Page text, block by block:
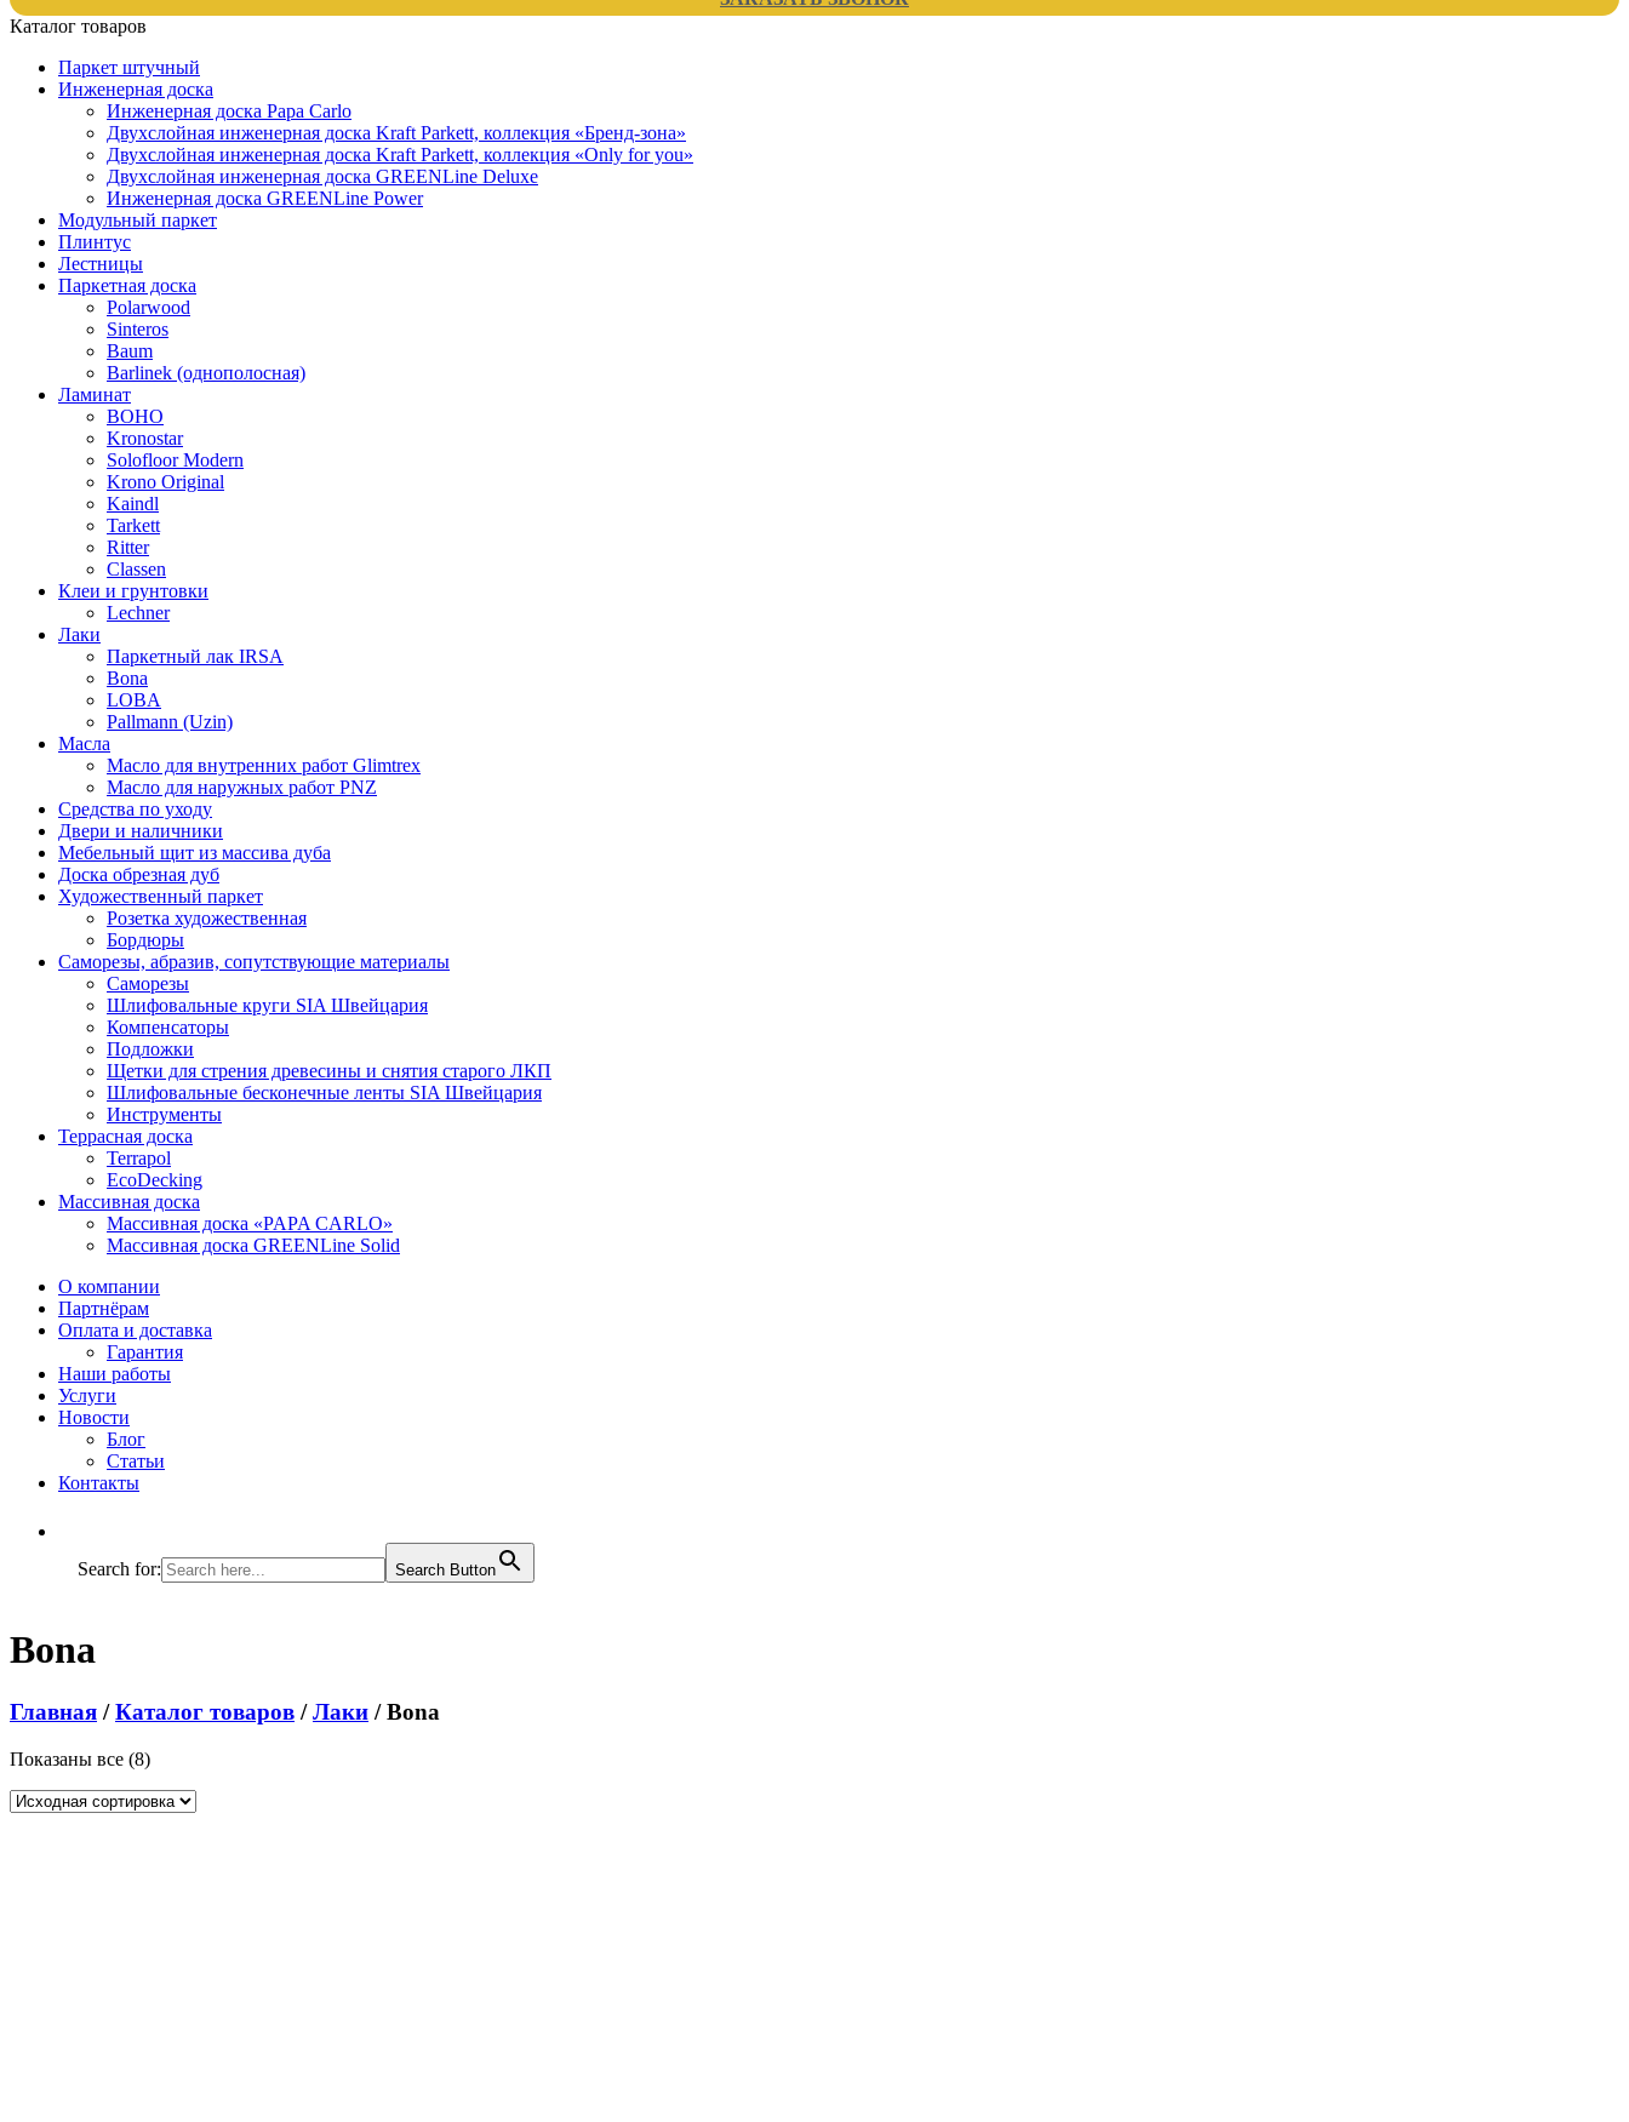
Каталог товаров
Паркет штучный
Инженерная доска
Инженерная доска Papa Carlo
Двухслойная инженерная доска Kraft Parkett, коллекция «Бренд-зона»
Двухслойная инженерная доска Kraft Parkett, коллекция «Only for you»
Двухслойная инженерная доска GREENLine Deluxe
Инженерная доска GREENLine Power
Модульный паркет
Плинтус
Лестницы
Паркетная доска
Polarwood
Sinteros
Baum
Barlinek (однополосная)
Ламинат
BOHO
Kronostar
Solofloor Modern
Krono Original
Kaindl
Tarkett
Ritter
Classen
Клеи и грунтовки
Lechner
Лаки
Паркетный лак IRSA
Bona
LOBA
Pallmann (Uzin)
Масла
Масло для внутренних работ Glimtrex
Масло для наружных работ PNZ
Средства по уходу
Двери и наличники
Мебельный щит из массива дуба
Доска обрезная дуб
Художественный паркет
Розетка художественная
Бордюры
Саморезы, абразив, сопутствующие материалы
Саморезы
Шлифовальные круги SIA Швейцария
Компенсаторы
Подложки
Щетки для стрения древесины и снятия старого ЛКП
Шлифовальные бесконечные ленты SIA Швейцария
Инструменты
Террасная доска
Terrapol
EcoDecking
Массивная доска
Массивная доска «PAPA CARLO»
Массивная доска GREENLine Solid
О компании
Партнёрам
Оплата и доставка
Гарантия
Наши работы
Услуги
Новости
Блог
Статьи
Контакты
Search for: Search Button
Bona
Главная /Каталог товаров /Лаки / Bona
Показаны все (8)